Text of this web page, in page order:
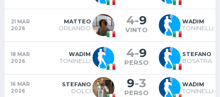
21 MAR
2026
MATTEO
ORLANDO
4-9
VINTO
WADIM
TONINELLI
18 MAR
2026
WADIM
TONINELLI
4-9
PERSO
STEFANO
BOSATRA
16 MAR
2026
STEFANO
DOLCI
9-3
PERSO
WADIM
TONINELLI